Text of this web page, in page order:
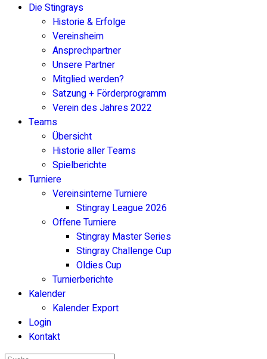
Die Stingrays
Historie & Erfolge
Vereinsheim
Ansprechpartner
Unsere Partner
Mitglied werden?
Satzung + Förderprogramm
Verein des Jahres 2022
Teams
Übersicht
Historie aller Teams
Spielberichte
Turniere
Vereinsinterne Turniere
Stingray League 2026
Offene Turniere
Stingray Master Series
Stingray Challenge Cup
Oldies Cup
Turnierberichte
Kalender
Kalender Export
Login
Kontakt